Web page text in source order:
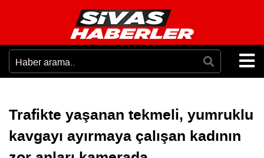
Trafikte yaşanan tekmeli, yumruklu
kavgayı ayırmaya çalışan kadının